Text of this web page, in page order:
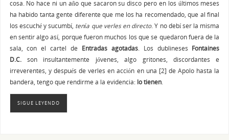
cosa. No hace ni un año que sacaron su disco pero en los últimos meses
ha habido tanta gente diferente que me los ha recomendado, que al final
los escuché y sucumbí, tenía que verles en directo. Y no debí ser la misma
en sentir algo así, porque fueron muchos los que se quedaron fuera de la
sala, con el cartel de Entradas agotadas. Los dublineses Fontaines
D.C. son insultantemente jóvenes, algo gritones, discordantes e
irreverentes, y después de verles en acción en una [2] de Apolo hasta la
bandera, tengo que rendirme a la evidencia:lo tienen.
SIGUE LEYENDO